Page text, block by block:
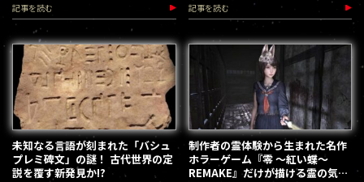
記事を読む 記事を読む
未知なる言語が刻まれた「バシュ
プレミ碑文」の謎！ 古代世界の定
説を覆す新発見か!?
制作者の霊体験から生まれた名作
ホラーゲーム『零 ～紅い蝶～
REMAKE』だけが描ける霊の気配